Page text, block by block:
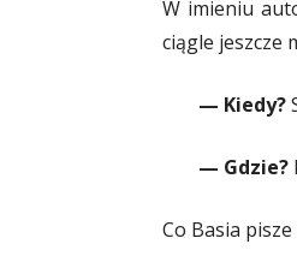
W imieniu
ciągle jeszcze
— Kiedy?
— Gdzie?
Co Basia